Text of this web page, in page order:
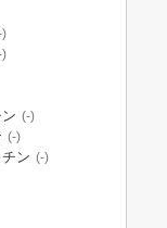
)
)
(-)
(-)
ン (-)